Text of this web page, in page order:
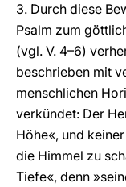
3. Durch diese
Psalm zum
(vgl. V. 4–6)
beschrieben mit
menschlichen
verkündet: Der
Höhe«, und
die Himmel zu
Tiefe«, denn